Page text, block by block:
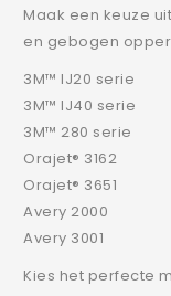
Maak een keuze
en gebogen
3M™ IJ20 serie
3M™ IJ40 serie
3M™ 280 serie
Orajet® 3162
Orajet® 3651
Avery 2000
Avery 3001
Kies het perfecte